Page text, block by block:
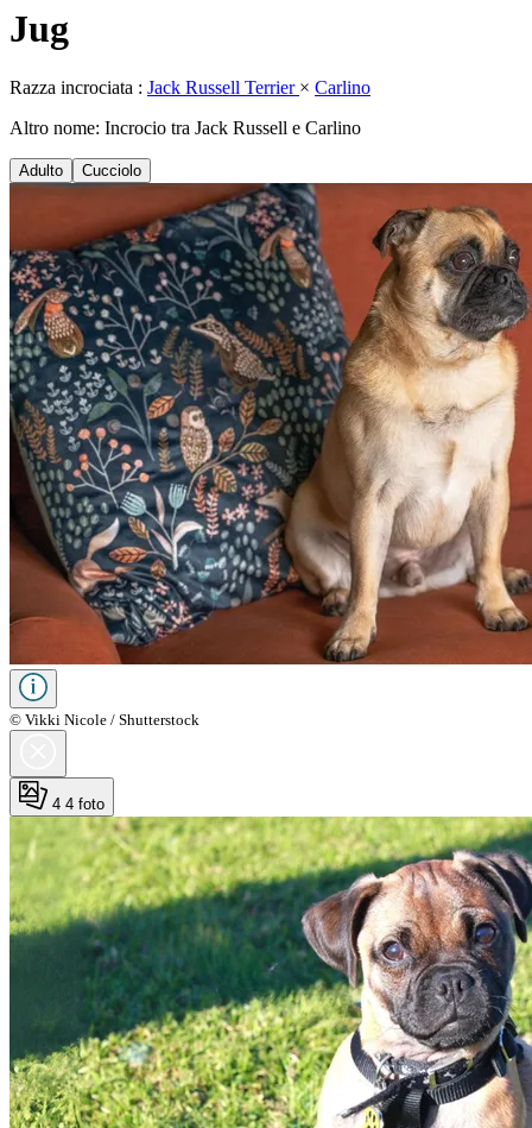
Jug
Razza incrociata : Jack Russell Terrier × Carlino
Altro nome: Incrocio tra Jack Russell e Carlino
Adulto Cucciolo
© Vikki Nicole / Shutterstock
4 4 foto